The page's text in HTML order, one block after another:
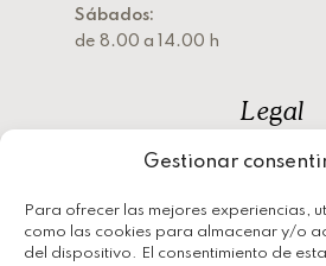
Gestionar
Para ofrecer las mejores experiencias,
como las cookies para almacenar y/o
del dispositivo. El consentimiento de
Sábados:
de 8.00 a 14.00 h
Legal
Política de
Política de
Aviso legal